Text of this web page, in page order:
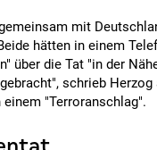
mit
hätten in einem
über die Tat "in der
schrieb Herzog
"Terroranschlag".